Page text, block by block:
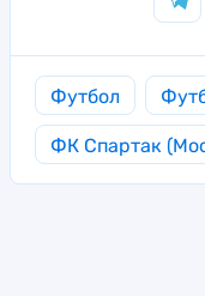
Футбол
ФК Спартак